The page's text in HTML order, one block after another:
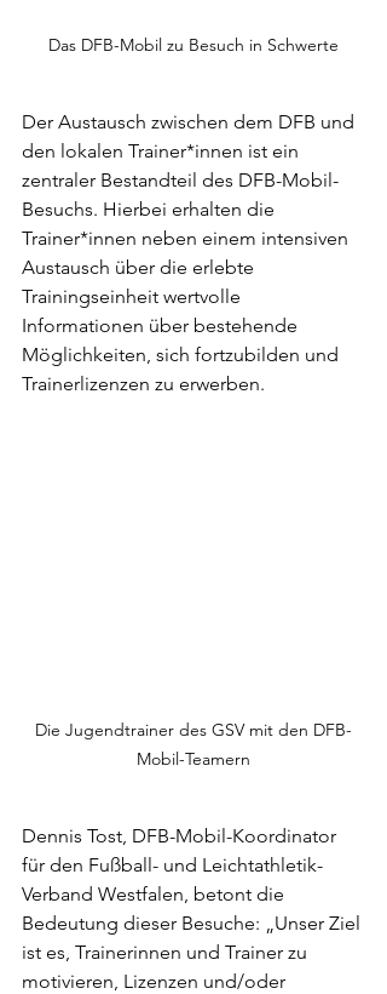
Das DFB-Mobil zu Besuch in Schwerte
Der Austausch zwischen dem DFB und
den lokalen Trainer*innen ist ein
zentraler Bestandteil des DFB-Mobil-
Besuchs. Hierbei erhalten die
Trainer*innen neben einem intensiven
Austausch über die erlebte
Trainingseinheit wertvolle
Informationen über bestehende
Möglichkeiten, sich fortzubilden und
Trainerlizenzen zu erwerben.
Die Jugendtrainer des GSV mit den DFB-
Mobil-Teamern
Dennis Tost, DFB-Mobil-Koordinator
für den Fußball- und Leichtathletik-
Verband Westfalen, betont die
Bedeutung dieser Besuche: „Unser Ziel
ist es, Trainerinnen und Trainer zu
motivieren, Lizenzen und/oder